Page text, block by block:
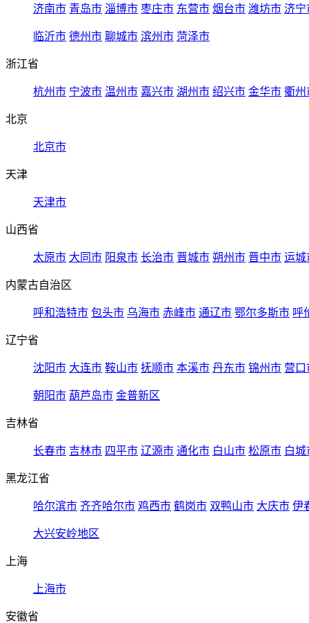
济南市 青岛市 淄博市 枣庄市 东营市 烟台市 潍坊市 济宁
临沂市 德州市 聊城市 滨州市 菏泽市
浙江省
杭州市 宁波市 温州市 嘉兴市 湖州市 绍兴市 金华市 衢州
北京
北京市
天津
天津市
山西省
太原市 大同市 阳泉市 长治市 晋城市 朔州市 晋中市 运城
内蒙古自治区
呼和浩特市 包头市 乌海市 赤峰市 通辽市 鄂尔多斯市 呼
辽宁省
沈阳市 大连市 鞍山市 抚顺市 本溪市 丹东市 锦州市 营口
朝阳市 葫芦岛市 金普新区
吉林省
长春市 吉林市 四平市 辽源市 通化市 白山市 松原市 白城
黑龙江省
哈尔滨市 齐齐哈尔市 鸡西市 鹤岗市 双鸭山市 大庆市 伊
大兴安岭地区
上海
上海市
安徽省